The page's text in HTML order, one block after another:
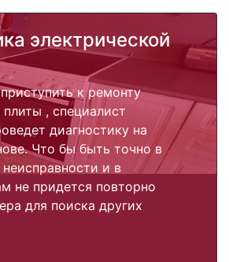
электрической
к ремонту
, специалист
диагностику на
Что бы быть точно в
и в
не придется повторно
для поиска других